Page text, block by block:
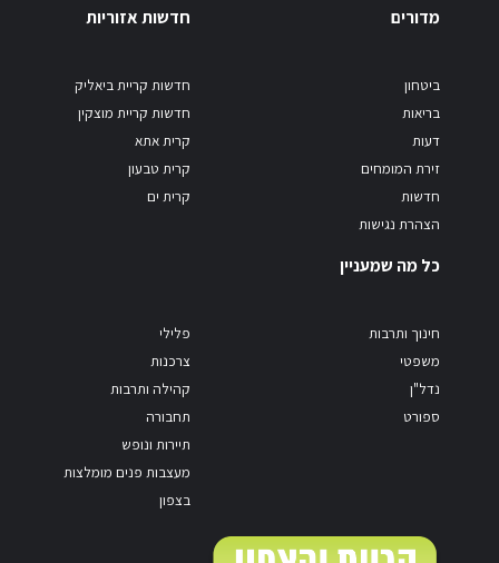
מדורים
ביטחון
בריאות
דעות
זירת המומחים
חדשות
הצהרת נגישות
חדשות אזוריות
חדשות קריית ביאליק
חדשות קריית מוצקין
קרית אתא
קרית טבעון
קרית ים
כל מה שמעניין
חינוך ותרבות
משפטי
נדל"ן
ספורט
פלילי
צרכנות
קהילה ותרבות
תחבורה
תיירות ונופש
מעצבות פנים מומלצות
בצפון